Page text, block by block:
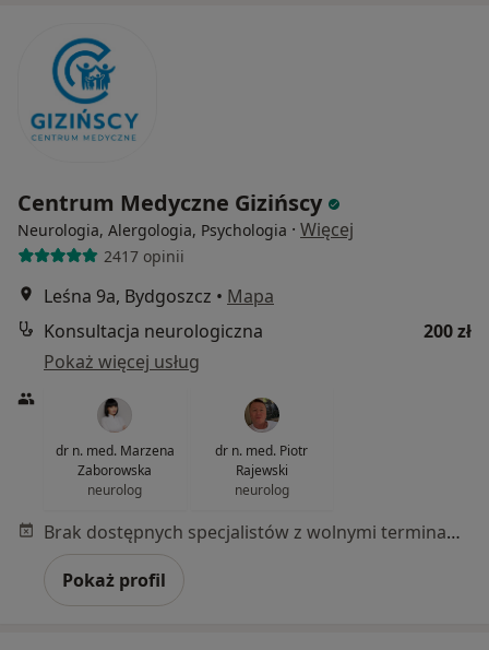
Centrum Medyczne Gizińscy
Neurologia, Alergologia, Psychologia · Więcej
2417 opinii
Leśna 9a, Bydgoszcz • Mapa
Konsultacja neurologiczna
200 zł
Pokaż więcej usług
dr n. med. Marzena
Zaborowska
neurolog
dr n. med. Piotr
Rajewski
neurolog
Brak dostępnych specjalistów z wolnymi terminami w tym centrum medycznym.
Pokaż profil